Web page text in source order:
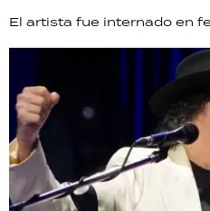
El artista fue internado en